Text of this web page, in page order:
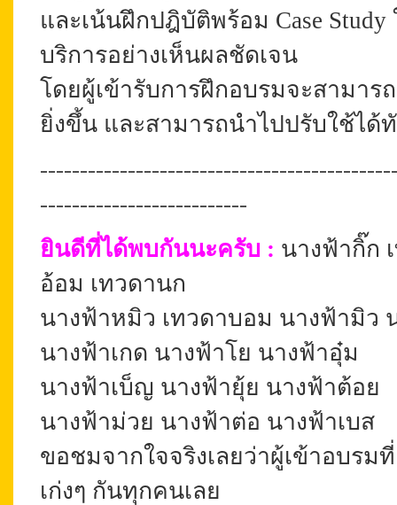
และเน้นฝึกปฎิบัติพร้อม Case
บริการอย่างเห็นผลชัดเจน
โดยผู้เข้ารับการฝึกอบรมจะสามา
ยิ่งขึ้น และสามารถนำไปปรับใช้ได้
--------------------------
ยินดีที่ได้พบกันนะครับ : นางฟ้ากิ๊ก
อ้อม เทวดานก
นางฟ้าหมิว เทวดาบอม นางฟ้ามิว
นางฟ้าเกด นางฟ้าโย นางฟ้าอุ๋ม
นางฟ้าเบ็ญ นางฟ้ายุ้ย นางฟ้าต้อย
นางฟ้าม่วย นางฟ้าต่อ นางฟ้าเบส
ขอชมจากใจจริงเลยว่าผู้เข้าอบรม
เก่งๆ กันทุกคนเลย